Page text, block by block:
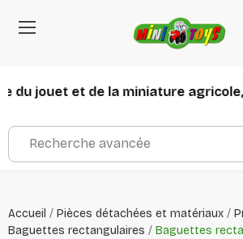
jouet et de la miniature agricole,
Recherche avancée
Accueil Pièces détachées et matériaux
Baguettes rectangulaires
Baguettes